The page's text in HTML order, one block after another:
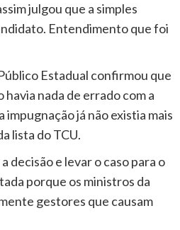
julgou que a simples
Entendimento que foi
Estadual confirmou que
nada de errado com a
já não existia mais
lista do TCU.
decisão e levar o caso para o
porque os ministros da
gestores que causam